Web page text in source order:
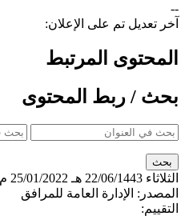
--
آخر تعديل تم على الإعلان:
المحتوى المرتبط
بحث / ربط المحتوى
الثلاثاء 22/06/1443 هـ
25/01/2022 م
المصدر: الإدارة العامة للمرافق
التقييم: